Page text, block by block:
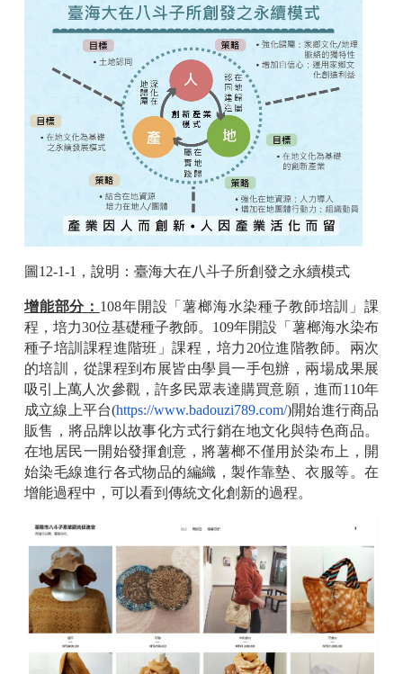
圖12-1-1，說明：臺海大在八斗子所創發之永續模式
增能部分： 108年開設「薯榔海水染種子教師培訓」課
程，培力30位基礎種子教師。109年開設「薯榔海水染布
種子培訓課程進階班」課程，培力20位進階教師。兩次
的培訓，從課程到布展皆由學員一手包辦，兩場成果展
吸引上萬人次參觀，許多民眾表達購買意願，進而110年
成立線上平台(https://www.badouzi789.com/)開始進行商品
販售，將品牌以故事化方式行銷在地文化與特色商品。
在地居民一開始發揮創意，將薯榔不僅用於染布上，開
始染毛線進行各式物品的編織，製作靠墊、衣服等。在
增能過程中，可以看到傳統文化創新的過程。